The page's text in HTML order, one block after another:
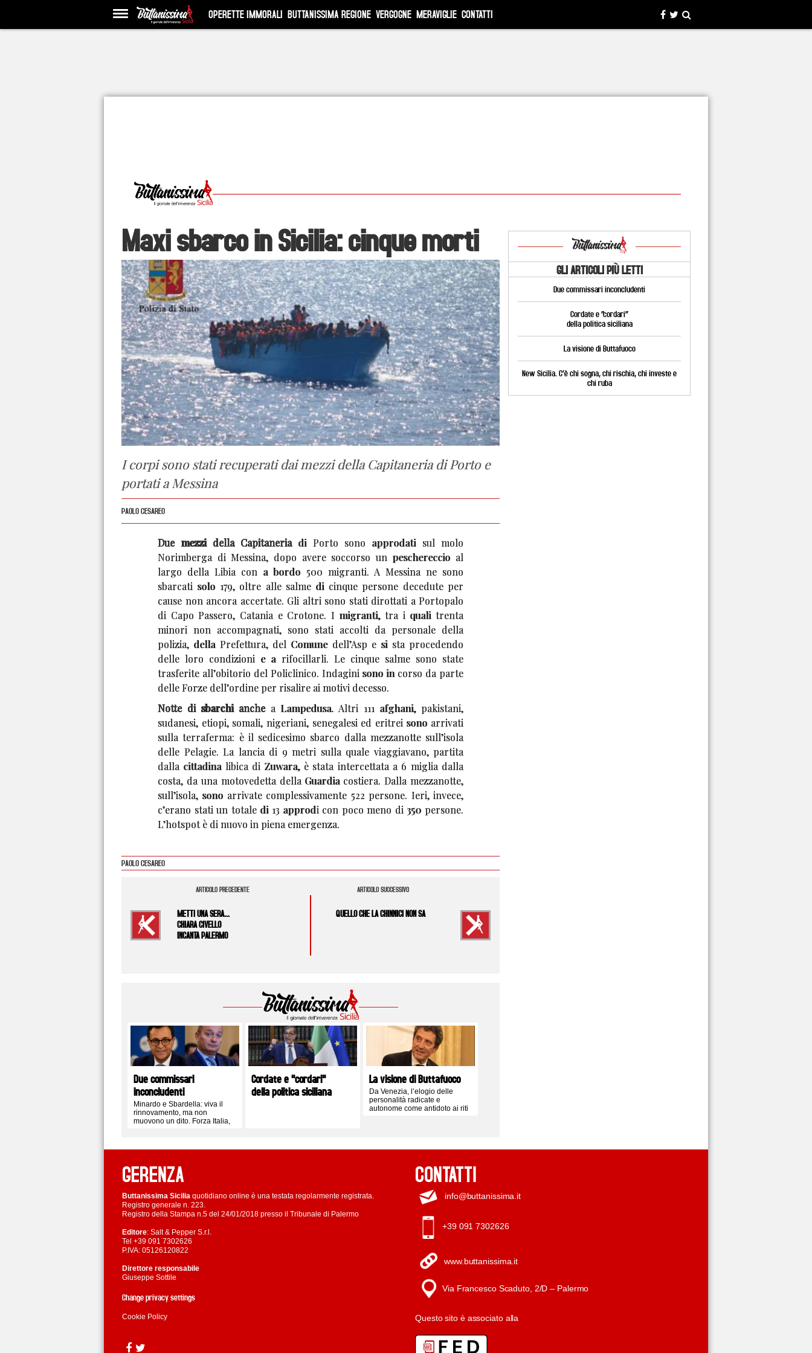
OPERETTE IMMORALI BUTTANISSIMA REGIONE VERGOGNE MERAVIGLIE CONTATTI
Maxi sbarco in Sicilia: cinque morti
I corpi sono stati recuperati dai mezzi della Capitaneria di Porto e
portati a Messina
PAOLO CESAREO
Due mezzi della Capitaneriadi Porto sono approdati sul molo
Norimberga di Messina, dopo avere soccorso un peschereccio al
largo della Libia con a bordo 500 migranti. A Messina ne sono
sbarcati solo 179, oltre alle salme di cinque persone decedute per
cause non ancora accertate. Gli altri sono stati dirottati a Portopalo
di Capo Passero, Catania e Crotone. I migranti, tra i quali trenta
minori non accompagnati, sono stati accolti da personale della
polizia, della Prefettura, del Comune dell’Asp e si sta procedendo
delle loro condizioni e a rifocillarli. Le cinque salme sono state
trasferite all’obitorio del Policlinico. Indagini sono in corso da parte
delle Forze dell’ordine per risalire ai motivi decesso.
Notte di sbarchi anchea Lampedusa. Altri 111 afghani, pakistani,
sudanesi, etiopi, somali, nigeriani, senegalesi ed eritrei sono arrivati
sulla terraferma: è il sedicesimo sbarco dalla mezzanotte sull’isola
delle Pelagie. La lancia di 9 metri sulla quale viaggiavano, partita
dalla cittadina libica di Zuwara, è stata intercettata a 6 miglia dalla
costa, da una motovedetta della Guardia costiera. Dalla mezzanotte,
sull’isola, sono arrivate complessivamente 522 persone. Ieri, invece,
c’erano stati un totale di 13 approdi con poco meno di 350 persone.
L’hotspot è di nuovo in piena emergenza.
PAOLO CESAREO
ARTICOLO PRECEDENTE
METTI UNA SERA...
CHIARA CIVELLO
INCANTA PALERMO
ARTICOLO SUCCESSIVO
QUELLO CHE LA CHINNICI NON SA
Due commissari
inconcludenti
Minardo e Sbardella: viva il
rinnovamento, ma non
muovono un dito. Forza Italia,
Cordate e "cordari"
della politica siciliana
La visione di Buttafuoco
Da Venezia, l’elogio delle
personalità radicate e
autonome come antidoto ai riti
GLI ARTICOLI PIÙ LETTI
Due commissari inconcludenti
Cordate e “cordari”
della politica siciliana
La visione di Buttafuoco
New Sicilia. C’è chi sogna, chi rischia, chi investe e
chi ruba
GERENZA
Buttanissima Sicilia quotidiano online è una testata regolarmente registrata.
Registro generale n. 223.
Registro della Stampa n.5 del 24/01/2018 presso il Tribunale di Palermo
Editore: Salt & Pepper S.r.l.
Tel +39 091 7302626
P.IVA: 05126120822
Direttore responsabile
Giuseppe Sottile
Change privacy settings
Cookie Policy
CONTATTI
info@buttanissima.it
+39 091 7302626
www.buttanissima.it
Via Francesco Scaduto, 2/D – Palermo
Questo sito è associato alla